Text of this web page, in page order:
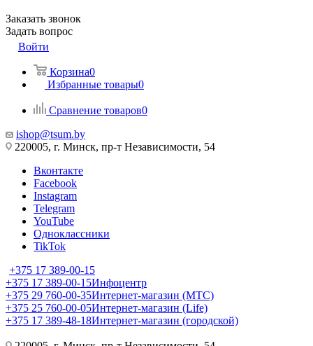
Заказать звонок
Задать вопрос
Войти
Корзина0
Избранные товары0
Сравнение товаров0
ishop@tsum.by
220005, г. Минск, пр-т Независимости, 54
Вконтакте
Facebook
Instagram
Telegram
YouTube
Одноклассники
TikTok
+375 17 389-00-15
+375 17 389-00-15Инфоцентр
+375 29 760-00-35Интернет-магазин (МТС)
+375 25 760-00-05Интернет-магазин (Life)
+375 17 389-48-18Интернет-магазин (городской)